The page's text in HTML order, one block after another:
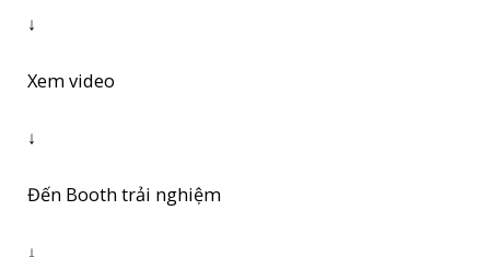
↓
Xem video
↓
Đến Booth trải nghiệm
↓